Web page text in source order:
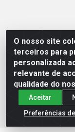
O nosso site
terceiros para
personalizada
relevante de
qualidade do
Aceitar
Preferências
Linhavix
Quadra314